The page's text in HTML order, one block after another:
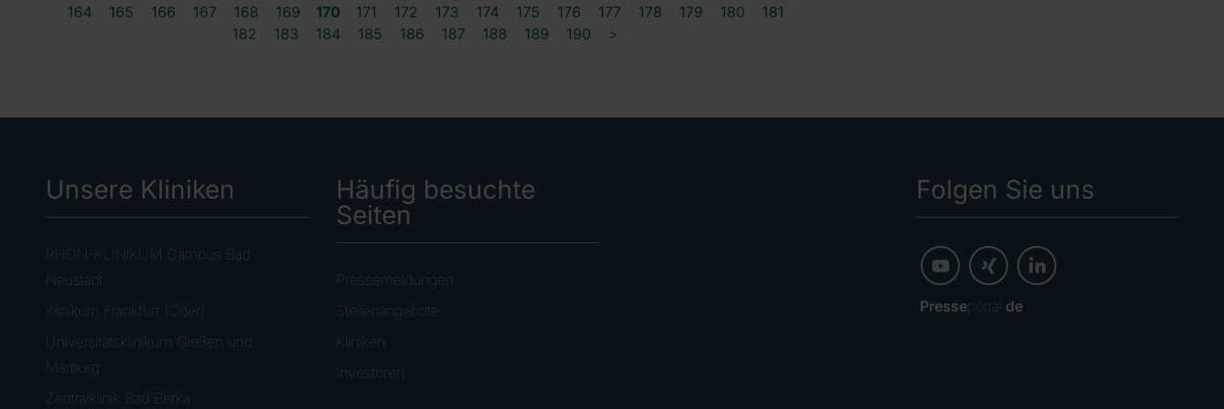
164
165 166 167 168 169 170 171 172 173 174 175 176 177 178 179 180
181
182
183 184 185 186 187 188 189 190 >
Unsere Kliniken
RHÖN-KLINIKUM Campus Bad
Neustadt
Klinikum Frankfurt (Oder)
Universitätsklinikum Gießen und
Marburg
Zentralklinik Bad Berka
Häufig besuchte
Seiten
Pressemeldungen
Stellenangebote
Kliniken
Investoren
Folgen Sie uns
Presseportal. de